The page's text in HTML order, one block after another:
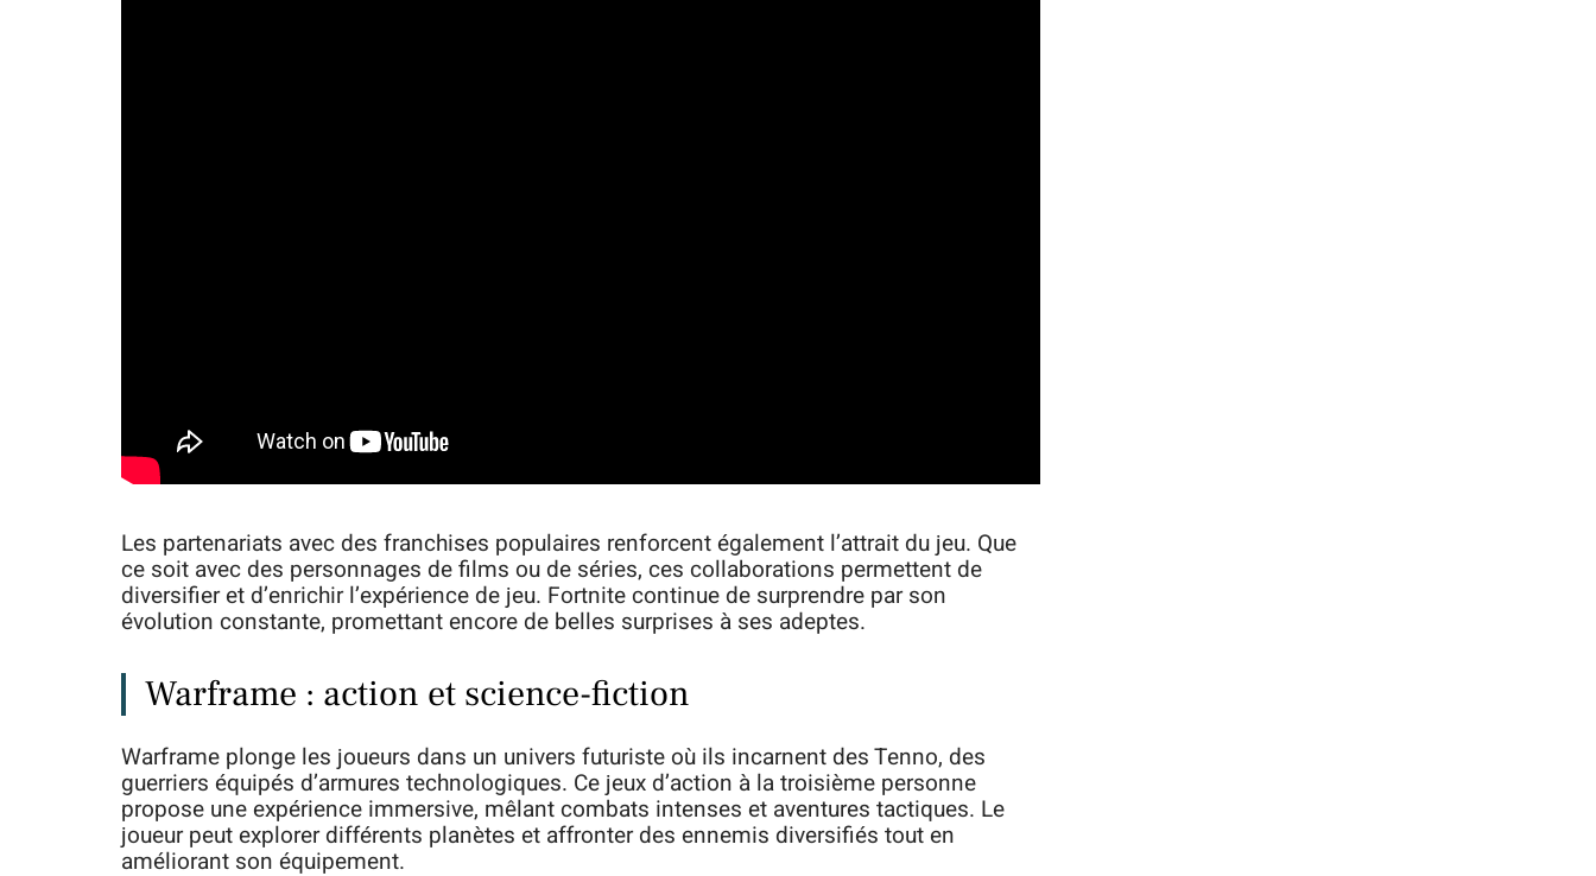
Les partenariats avec des franchises populaires renforcent également l’attrait du jeu. Que
ce soit avec des personnages de films ou de séries, ces collaborations permettent de
diversifier et d’enrichir l’expérience de jeu. Fortnite continue de surprendre par son
évolution constante, promettant encore de belles surprises à ses adeptes.
Warframe : action et science-fiction
Warframe plonge les joueurs dans un univers futuriste où ils incarnent des Tenno, des
guerriers équipés d’armures technologiques. Ce jeux d’action à la troisième personne
propose une expérience immersive, mêlant combats intenses et aventures tactiques. Le
joueur peut explorer différents planètes et affronter des ennemis diversifiés tout en
améliorant son équipement.